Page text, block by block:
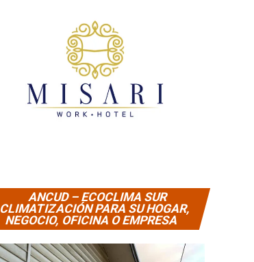
ANCUD – ECOCLIMA SUR
CLIMATIZACIÓN PARA SU HOGAR,
NEGOCIO, OFICINA O EMPRESA